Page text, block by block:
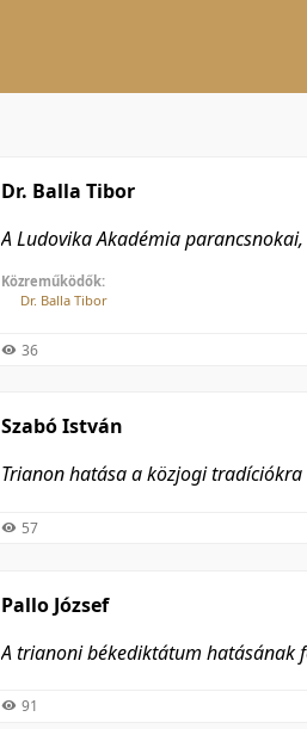
Dr. Balla Tibor
A Ludovika Akadémia
Közreműködők:
Dr. Balla Tibor
36
Szabó István
Trianon hatása a közjogi tradíciókra
57
Pallo József
A trianoni békediktátum hatásának
91